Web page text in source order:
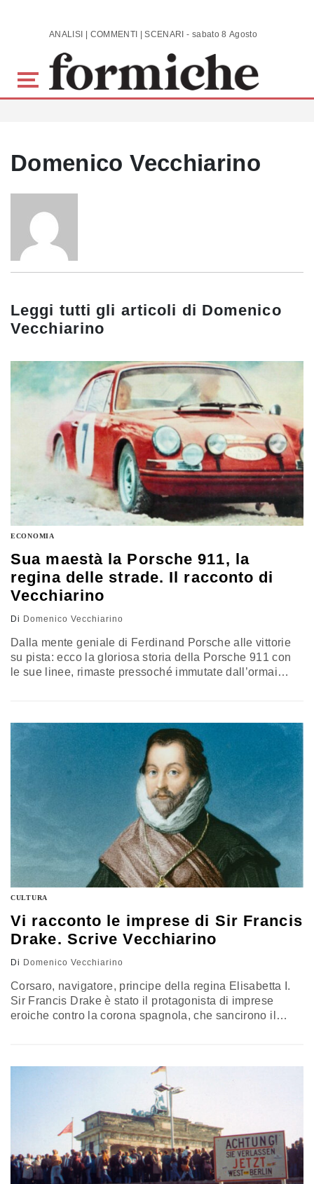
Skip to main content ANALISI | COMMENTI | SCENARI - sabato 8 Agosto 2026
Domenico Vecchiarino
Leggi tutti gli articoli di Domenico
Vecchiarino
ECONOMIA
Sua maestà la Porsche 911, la
regina delle strade. Il racconto di
Vecchiarino
Di Domenico Vecchiarino
Dalla mente geniale di Ferdinand Porsche alle vittorie
su pista: ecco la gloriosa storia della Porsche 911 con
le sue linee, rimaste pressoché immutate dall’ormai
CULTURA
Vi racconto le imprese di Sir Francis
Drake. Scrive Vecchiarino
Di Domenico Vecchiarino
Corsaro, navigatore, principe della regina Elisabetta I.
Sir Francis Drake è stato il protagonista di imprese
eroiche contro la corona spagnola, che sancirono il